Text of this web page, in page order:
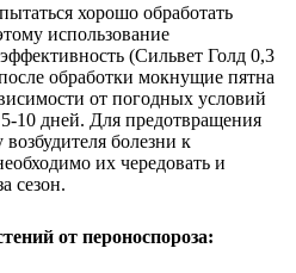
хорошо обработать
использование
(Сильвет Голд 0,3
обработки мокнущие пятна
от погодных условий
10 дней. Для предотвращения
болезни к
их чередовать и
сезон.
от пероноспороза: